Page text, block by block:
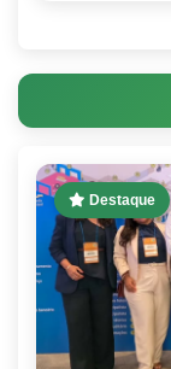
Destaque